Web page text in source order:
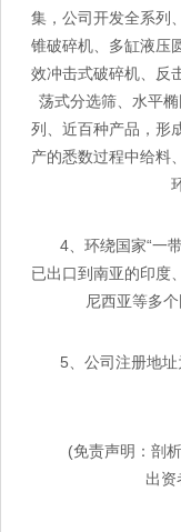
集，公司开发全系列
锥破碎机、多缸液压
效冲击式破碎机、反
荡式分选筛、水平
列、近百种产品，形
产的悉数过程中给料
4、环绕国家“一带
已出口到南亚的印度
尼西亚等多
5、公司注册地址
(免责声明：剖析
出资